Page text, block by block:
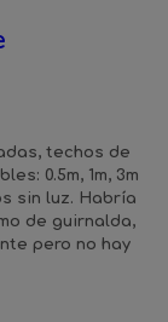
techos de
0.5m, 1m, 3m
sin luz. Habría
de guirnalda,
pero no hay